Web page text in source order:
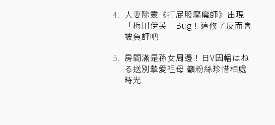
人妻除靈《打屁股驅魔師》出現
「梅川伊芙」Bug！這修了反而會
被負評吧
房間滿是孫女周邊！日V因幡はね
る送別摯愛祖母 籲粉絲珍惜相處
時光